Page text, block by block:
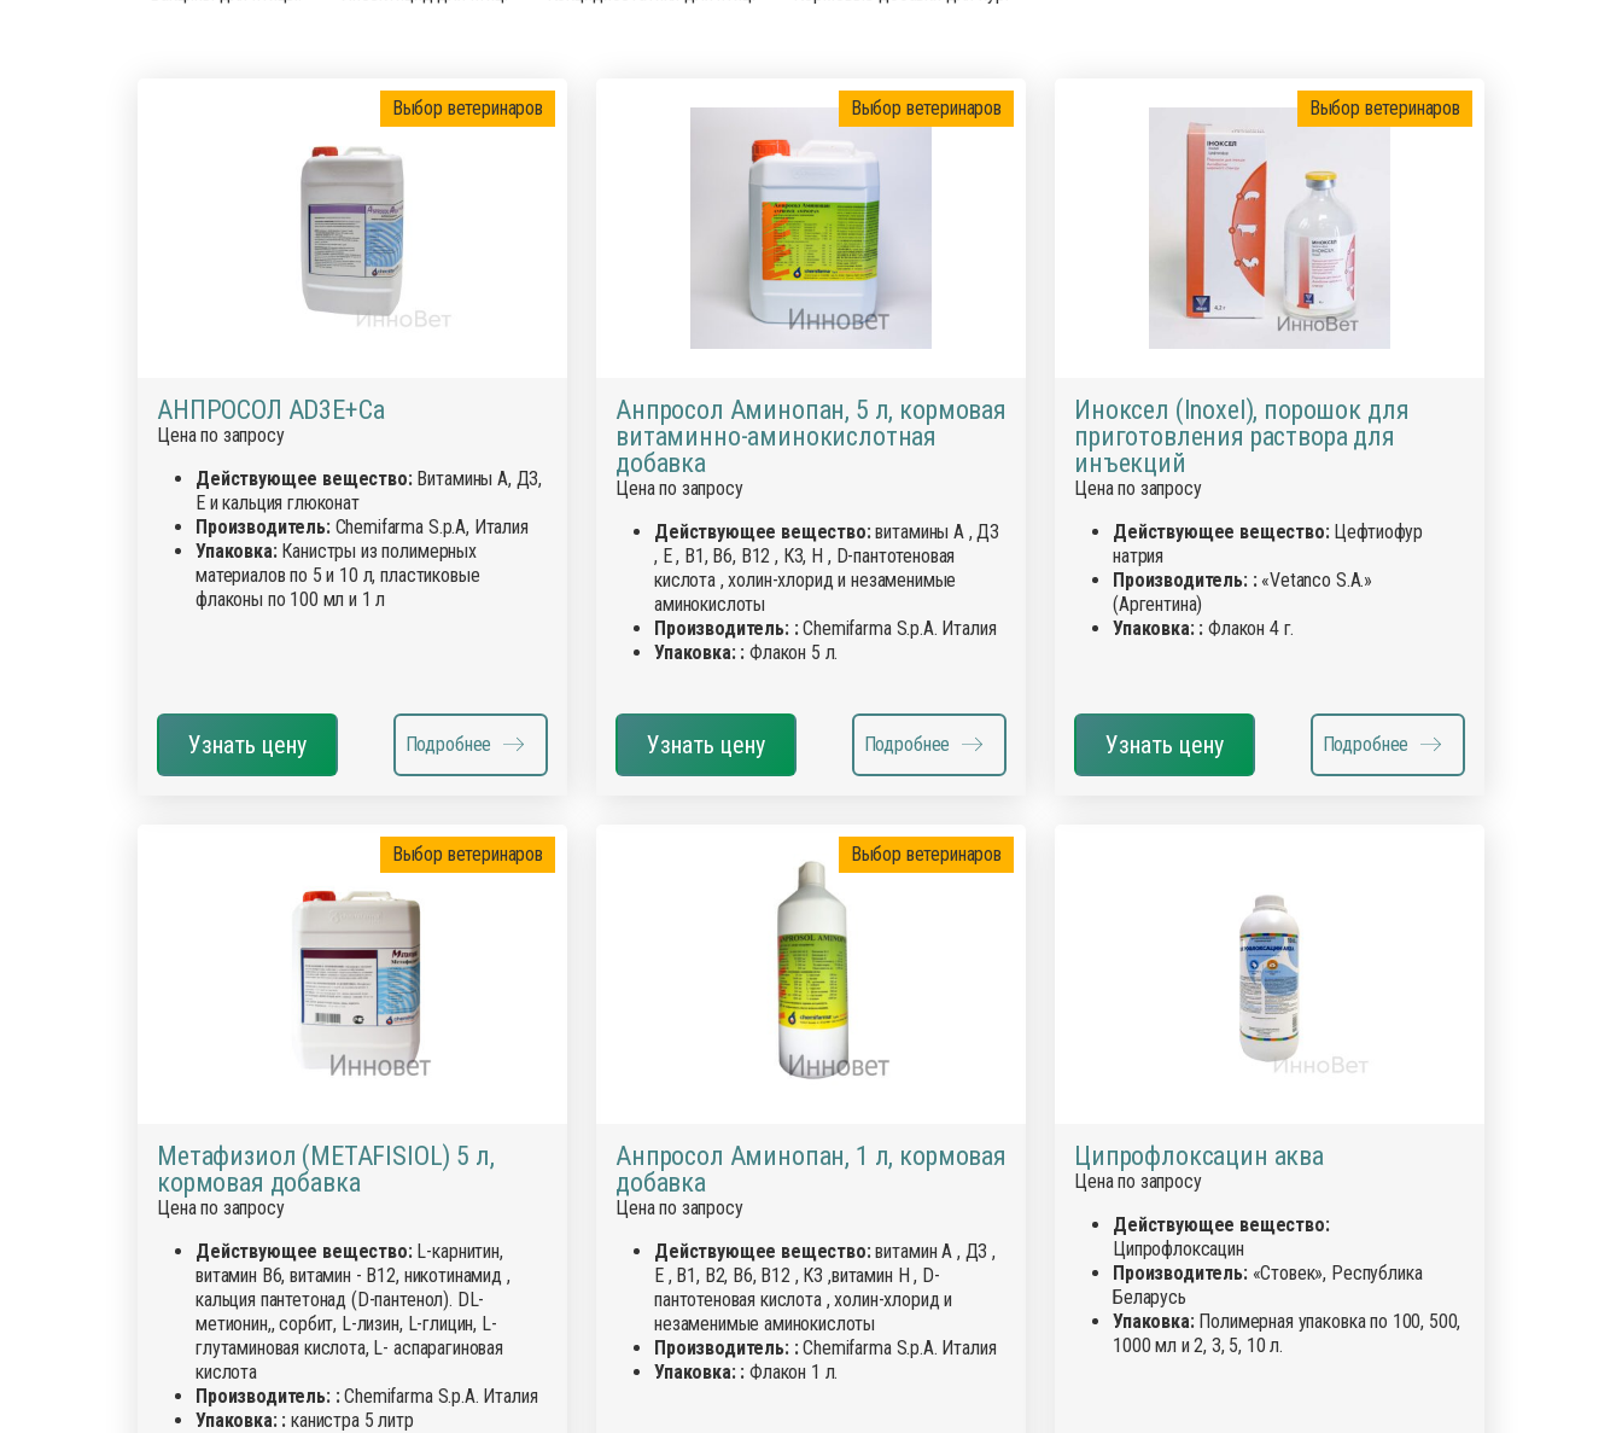
Инструменты для обрезки копыт
Инструменты для усмирения животных
Кокцидиостатики
Кормовые добавки для сельскохозяйственных животных
Лечебные инъекционные растворы
Препараты для внутриматочного введения
Препараты для лечения болезней ЖКТ
Препараты для лечения мастита, эндометрита
Препараты для наружного применения: присыпки, мази,
Противовоспалительные, НПВС
Противопаразитарные, антигельминтные ветпрепараты
Расходные материалы
Спреи для животных
Сыворотки для животных
Товары для искусственного осеменения
Успокоительные и снотворные
Уход за шкурой животных
Выбор ветеринаров
АНПРОСОЛ AD3E+Ca
Цена по запросу
Действующее вещество:Витамины А, Д3,
Е и кальция глюконат
Производитель:Chemifarma S.p.A, Италия
Упаковка:Канистры из полимерных
материалов по 5 и 10 л, пластиковые
флаконы по 100 мл и 1 л
Узнать цену Подробнее
Выбор ветеринаров
Анпросол Аминопан, 5 л, кормовая
витаминно-аминокислотная
добавка
Цена по запросу
Действующее вещество:витамины А , Д3
, Е , В1, В6, В12 , К3, Н , D-пантотеновая
кислота , холин-хлорид и незаменимые
аминокислоты
Производитель: :Chemifarma S.p.A. Италия
Упаковка: : Флакон 5 л.
Узнать цену Подробнее
Выбор ветеринаров
Иноксел (Inoxel), порошок для
приготовления раствора для
инъекций
Цена по запросу
Действующее вещество:Цефтиофур
натрия
Производитель: :«Vetanco S.A.»
(Аргентина)
Упаковка: : Флакон 4 г.
Узнать цену Подробнее
Выбор ветеринаров
Метафизиол (METAFISIOL) 5 л,
кормовая добавка
Цена по запросу
Действующее вещество:L-карнитин,
витамин В6, витамин - В12, никотинамид ,
кальция пантетонад (D-пантенол). DL-
метионин,, сорбит, L-лизин, L-глицин, L-
глутаминовая кислота, L- аспарагиновая
кислота
Производитель: :Chemifarma S.p.A. Италия
Упаковка: : канистра 5 литр
Выбор ветеринаров
Анпросол Аминопан, 1 л, кормовая
добавка
Цена по запросу
Действующее вещество:витамин А , Д3 ,
Е , В1, В2, В6, В12 , К3 ,витамин Н , D-
пантотеновая кислота , холин-хлорид и
незаменимые аминокислоты
Производитель: :Chemifarma S.p.A. Италия
Упаковка: : Флакон 1 л.
Ципрофлоксацин аква
Цена по запросу
Действующее вещество:
Ципрофлоксацин
Производитель:«Стовек», Республика
Беларусь
Упаковка:Полимерная упаковка по 100, 500,
1000 мл и 2, 3, 5, 10 л.